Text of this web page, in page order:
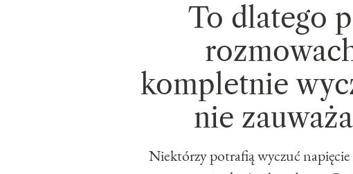
To dlatego
kompletnie
nie
Niektórzy potrafią wyczuć